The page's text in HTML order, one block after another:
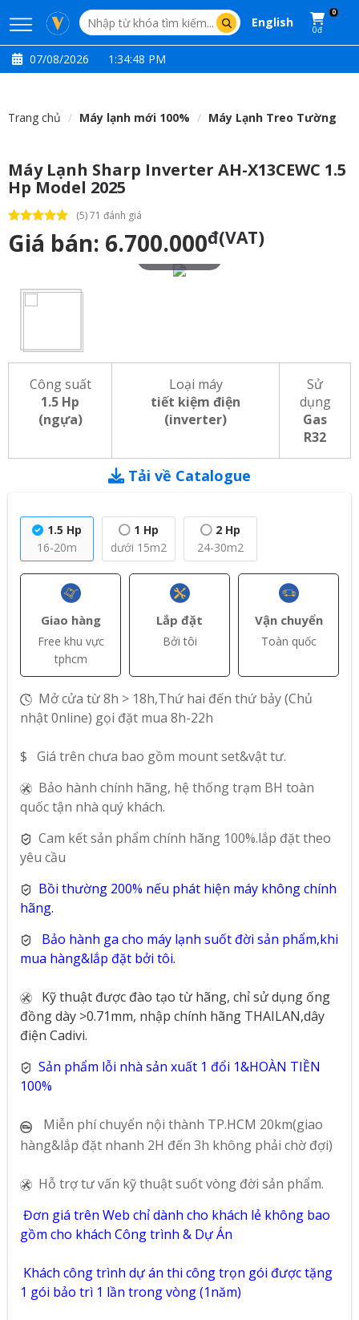
English
0
0đ
07/08/2026 1:34:49 PM
Trang chủ Máy lạnh mới 100% Máy Lạnh Treo Tường
Máy Lạnh Sharp Inverter AH-X13CEWC 1.5
Hp Model 2025
(5) 71 đánh giá
Giá bán: 6.700.000đ(VAT)
Công suất
1.5 Hp
(ngựa)
Loại máy
tiết kiệm điện
(inverter)
Sử
dụng
Gas
R32
Tải về Catalogue
1.5 Hp
16-20m
1 Hp
dưới 15m2
2 Hp
24-30m2
Giao hàng
Free khu vực
tphcm
Lắp đặt
Bởi tôi
Vận chuyển
Toàn quốc
Mở cửa từ 8h > 18h,Thứ hai đến thứ bảy (Chủ
nhật 0nline) gọi đặt mua 8h-22h
$ Giá trên chưa bao gồm mount set&vật tư.
Bảo hành chính hãng, hệ thống trạm BH toàn
quốc tận nhà quý khách.
Cam kết sản phẩm chính hãng 100%.lắp đặt theo
yêu cầu
Bồi thường 200% nếu phát hiện máy không chính
hãng.
Bảo hành ga cho máy lạnh suốt đời sản phẩm,khi
mua hàng&lắp đặt bởi tôi.
Kỹ thuật được đào tạo từ hãng, chỉ sử dụng ống
đồng dày >0.71mm, nhập chính hãng THAILAN,dây
điện Cadivi.
Sản phẩm lỗi nhà sản xuất 1 đổi 1&HOÀN TIỀN
100%
Miễn phí chuyển nội thành TP.HCM 20km(giao
hàng&lắp đặt nhanh 2H đến 3h không phải chờ đợi)
Hỗ trợ tư vấn kỹ thuật suốt vòng đời sản phẩm.
Đơn giá trên Web chỉ dành cho khách lẻ không bao
gồm cho khách Công trình & Dự Án
Khách công trình dự án thi công trọn gói được tặng
1 gói bảo trì 1 lần trong vòng (1năm)